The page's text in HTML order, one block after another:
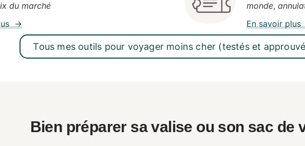
du marché
→
monde,
En savoir
Tous mes outils pour voyager moins cher (testés et
Bien préparer sa valise ou son sac de